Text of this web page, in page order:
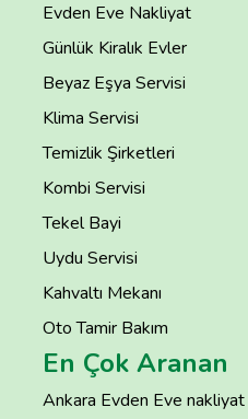
Evden Eve Nakliyat
Günlük Kiralık Evler
Beyaz Eşya Servisi
Klima Servisi
Temizlik Şirketleri
Kombi Servisi
Tekel Bayi
Uydu Servisi
Kahvaltı Mekanı
Oto Tamir Bakım
En Çok Aranan
Ankara Evden Eve nakliyat